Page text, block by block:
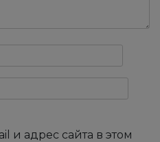
и адрес сайта в этом